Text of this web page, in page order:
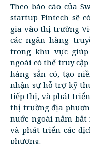
Theo báo cáo của
startup Fintech sẽ
gia vào thị trường
các ngân hàng
trong khu vực giúp
ngoài có thể truy
hàng sẵn có, tạo
nhận sự hỗ trợ kỹ
tiếp thị, và phát
thị trường địa
nước ngoài nắm
và phát triển các
phương.